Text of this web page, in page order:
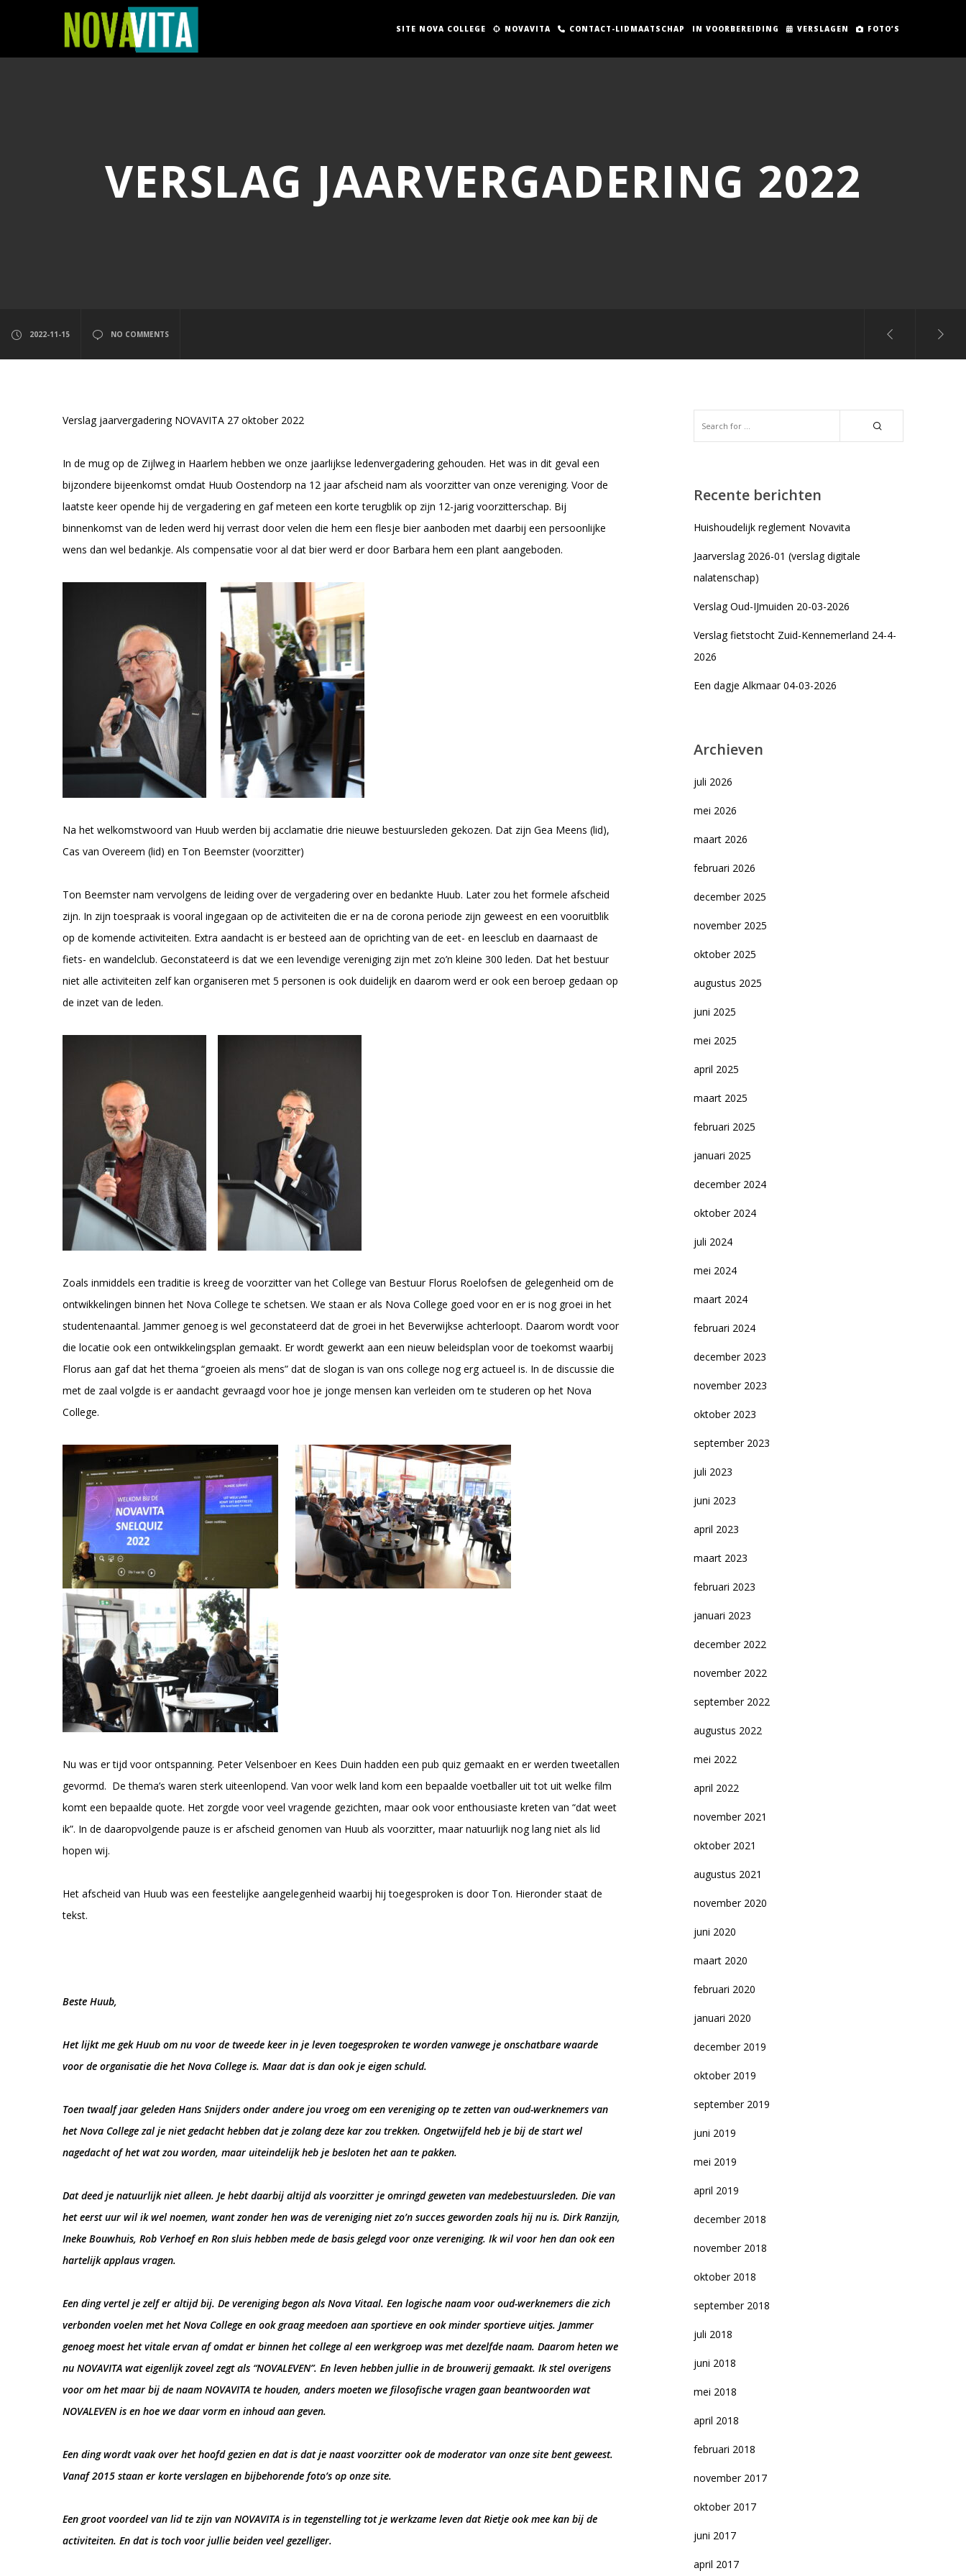
SITE NOVA COLLEGE NOVAVITA CONTACT-LIDMAATSCHAP IN VOORBEREIDING VERSLAGEN FOTO’S
VERSLAG JAARVERGADERING 2022
2022-11-15 NO COMMENTS
Verslag jaarvergadering NOVAVITA 27 oktober 2022
In de mug op de Zijlweg in Haarlem hebben we onze jaarlijkse ledenvergadering gehouden. Het was in dit geval een
bijzondere bijeenkomst omdat Huub Oostendorp na 12 jaar afscheid nam als voorzitter van onze vereniging. Voor de
laatste keer opende hij de vergadering en gaf meteen een korte terugblik op zijn 12-jarig voorzitterschap. Bij
binnenkomst van de leden werd hij verrast door velen die hem een flesje bier aanboden met daarbij een persoonlijke
wens dan wel bedankje. Als compensatie voor al dat bier werd er door Barbara hem een plant aangeboden.
Na het welkomstwoord van Huub werden bij acclamatie drie nieuwe bestuursleden gekozen. Dat zijn Gea Meens (lid),
Cas van Overeem (lid) en Ton Beemster (voorzitter)
Ton Beemster nam vervolgens de leiding over de vergadering over en bedankte Huub. Later zou het formele afscheid
zijn. In zijn toespraak is vooral ingegaan op de activiteiten die er na de corona periode zijn geweest en een vooruitblik
op de komende activiteiten. Extra aandacht is er besteed aan de oprichting van de eet- en leesclub en daarnaast de
fiets- en wandelclub. Geconstateerd is dat we een levendige vereniging zijn met zo’n kleine 300 leden. Dat het bestuur
niet alle activiteiten zelf kan organiseren met 5 personen is ook duidelijk en daarom werd er ook een beroep gedaan op
de inzet van de leden.
Zoals inmiddels een traditie is kreeg de voorzitter van het College van Bestuur Florus Roelofsen de gelegenheid om de
ontwikkelingen binnen het Nova College te schetsen. We staan er als Nova College goed voor en er is nog groei in het
studentenaantal. Jammer genoeg is wel geconstateerd dat de groei in het Beverwijkse achterloopt. Daarom wordt voor
die locatie ook een ontwikkelingsplan gemaakt. Er wordt gewerkt aan een nieuw beleidsplan voor de toekomst waarbij
Florus aan gaf dat het thema “groeien als mens” dat de slogan is van ons college nog erg actueel is. In de discussie die
met de zaal volgde is er aandacht gevraagd voor hoe je jonge mensen kan verleiden om te studeren op het Nova
College.
Nu was er tijd voor ontspanning. Peter Velsenboer en Kees Duin hadden een pub quiz gemaakt en er werden tweetallen
gevormd. De thema’s waren sterk uiteenlopend. Van voor welk land kom een bepaalde voetballer uit tot uit welke film
komt een bepaalde quote. Het zorgde voor veel vragende gezichten, maar ook voor enthousiaste kreten van “dat weet
ik”. In de daaropvolgende pauze is er afscheid genomen van Huub als voorzitter, maar natuurlijk nog lang niet als lid
hopen wij.
Het afscheid van Huub was een feestelijke aangelegenheid waarbij hij toegesproken is door Ton. Hieronder staat de
tekst.
Beste Huub,
Het lijkt me gek Huub om nu voor de tweede keer in je leven toegesproken te worden vanwege je onschatbare waarde
voor de organisatie die het Nova College is. Maar dat is dan ook je eigen schuld.
Toen twaalf jaar geleden Hans Snijders onder andere jou vroeg om een vereniging op te zetten van oud-werknemers van
het Nova College zal je niet gedacht hebben dat je zolang deze kar zou trekken. Ongetwijfeld heb je bij de start wel
nagedacht of het wat zou worden, maar uiteindelijk heb je besloten het aan te pakken.
Dat deed je natuurlijk niet alleen. Je hebt daarbij altijd als voorzitter je omringd geweten van medebestuursleden. Die van
het eerst uur wil ik wel noemen, want zonder hen was de vereniging niet zo’n succes geworden zoals hij nu is. Dirk Ranzijn,
Ineke Bouwhuis, Rob Verhoef en Ron sluis hebben mede de basis gelegd voor onze vereniging. Ik wil voor hen dan ook een
hartelijk applaus vragen.
Een ding vertel je zelf er altijd bij. De vereniging begon als Nova Vitaal. Een logische naam voor oud-werknemers die zich
verbonden voelen met het Nova College en ook graag meedoen aan sportieve en ook minder sportieve uitjes. Jammer
genoeg moest het vitale ervan af omdat er binnen het college al een werkgroep was met dezelfde naam. Daarom heten we
nu NOVAVITA wat eigenlijk zoveel zegt als “NOVALEVEN”. En leven hebben jullie in de brouwerij gemaakt. Ik stel overigens
voor om het maar bij de naam NOVAVITA te houden, anders moeten we filosofische vragen gaan beantwoorden wat
NOVALEVEN is en hoe we daar vorm en inhoud aan geven.
Een ding wordt vaak over het hoofd gezien en dat is dat je naast voorzitter ook de moderator van onze site bent geweest.
Vanaf 2015 staan er korte verslagen en bijbehorende foto’s op onze site.
Een groot voordeel van lid te zijn van NOVAVITA is in tegenstelling tot je werkzame leven dat Rietje ook mee kan bij de
activiteiten. En dat is toch voor jullie beiden veel gezelliger.
Recente berichten
Huishoudelijk reglement Novavita
Jaarverslag 2026-01 (verslag digitale
nalatenschap)
Verslag Oud-IJmuiden 20-03-2026
Verslag fietstocht Zuid-Kennemerland 24-4-
2026
Een dagje Alkmaar 04-03-2026
Archieven
juli 2026
mei 2026
maart 2026
februari 2026
december 2025
november 2025
oktober 2025
augustus 2025
juni 2025
mei 2025
april 2025
maart 2025
februari 2025
januari 2025
december 2024
oktober 2024
juli 2024
mei 2024
maart 2024
februari 2024
december 2023
november 2023
oktober 2023
september 2023
juli 2023
juni 2023
april 2023
maart 2023
februari 2023
januari 2023
december 2022
november 2022
september 2022
augustus 2022
mei 2022
april 2022
november 2021
oktober 2021
augustus 2021
november 2020
juni 2020
maart 2020
februari 2020
januari 2020
december 2019
oktober 2019
september 2019
juni 2019
mei 2019
april 2019
december 2018
november 2018
oktober 2018
september 2018
juli 2018
juni 2018
mei 2018
april 2018
februari 2018
november 2017
oktober 2017
juni 2017
april 2017